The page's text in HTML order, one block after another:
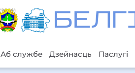
Аб службе Дзейнасць Паслугі